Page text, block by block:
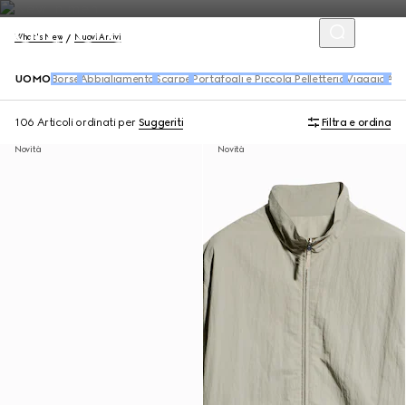
What's New Nuovi Arrivi
UOMO Borse Abbigliamento Scarpe Portafogli e Piccola Pelletteria Viaggio
106 Articoli ordinati per Suggeriti Filtra e ordina
Novità Novità